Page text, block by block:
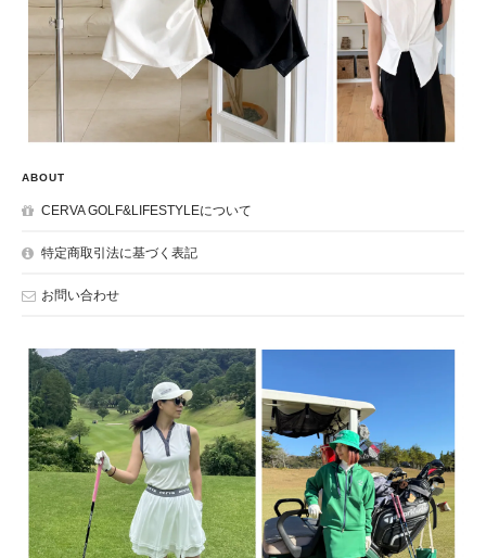
ABOUT
CERVA GOLF&LIFESTYLEについて
特定商取引法に基づく表記
お問い合わせ